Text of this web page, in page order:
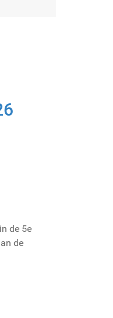
de 5e
de